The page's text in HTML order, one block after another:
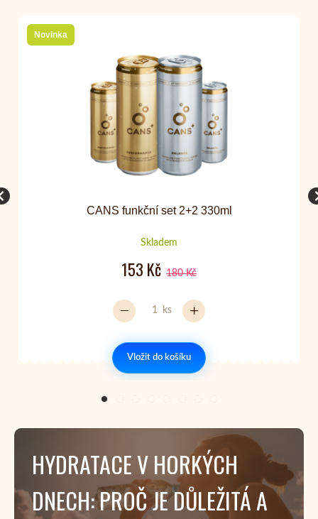
Novinka
CANS funkční set 2+2 330ml
Skladem
153 Kč 180 Kč
ks
Vložit do košíku
HYDRATACE V HORKÝCH
DNECH: PROČ JE DŮLEŽITÁ A